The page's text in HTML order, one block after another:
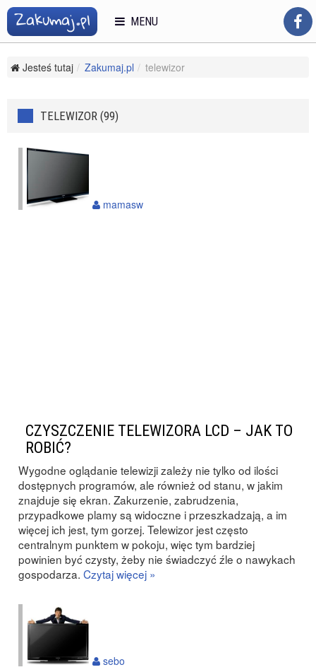
Jesteś tutaj Zakumaj.pl telewizor
TELEWIZOR (99)
CZYSZCZENIE TELEWIZORA LCD – JAK TO
ROBIĆ?
Wygodne oglądanie telewizji zależy nie tylko od ilości
dostępnych programów, ale również od stanu, w jakim
znajduje się ekran. Zakurzenie, zabrudzenia,
przypadkowe plamy są widoczne i przeszkadzają, a im
więcej ich jest, tym gorzej. Telewizor jest często
centralnym punktem w pokoju, więc tym bardziej
powinien być czysty, żeby nie świadczyć źle o nawykach
gospodarza. Czytaj więcej »
mamasw
sebo
MENU